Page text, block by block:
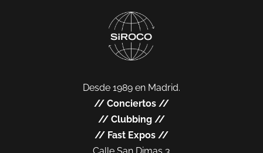
Desde 1989 en Madrid.
// Conciertos //
// Clubbing //
// Fast Expos //